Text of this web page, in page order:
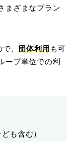
まざまなプラン
で、団体利用も可
ープ単位での利
も含む）